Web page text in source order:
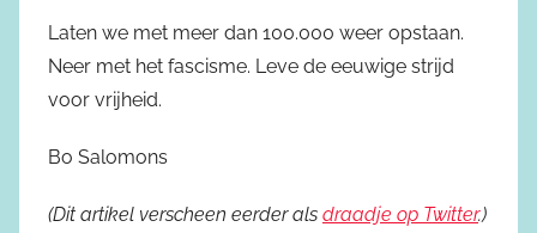
Laten we met meer dan 100.000 weer opstaan.
Neer met het fascisme. Leve de eeuwige strijd
voor vrijheid.
Bo Salomons
(Dit artikel verscheen eerder als draadje op Twitter.)